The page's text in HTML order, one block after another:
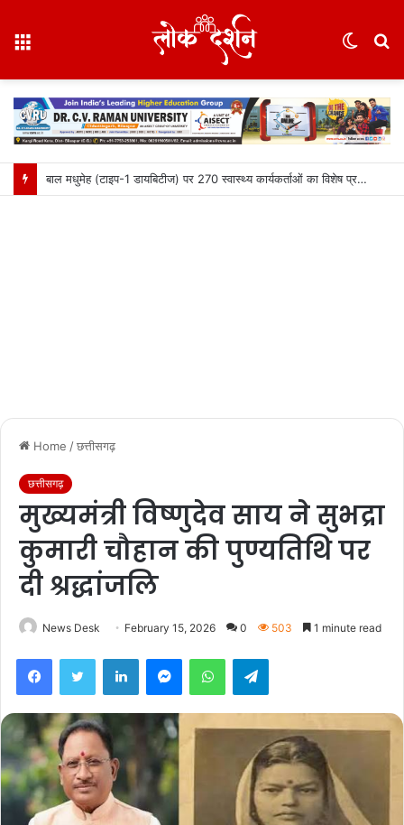
बाल मधुमेह (टाइप-1 डायबिटीज) पर 270 स्वास्थ्य कार्यकर्ताओं का विशेष प्रशिक्षण आयोजित
Home /छत्तीसगढ़
छत्तीसगढ़
मुख्यमंत्री विष्णुदेव साय ने सुभद्रा
कुमारी चौहान की पुण्यतिथि पर
दी श्रद्धांजलि
News Desk February 15, 2026 0 503 1 minute read